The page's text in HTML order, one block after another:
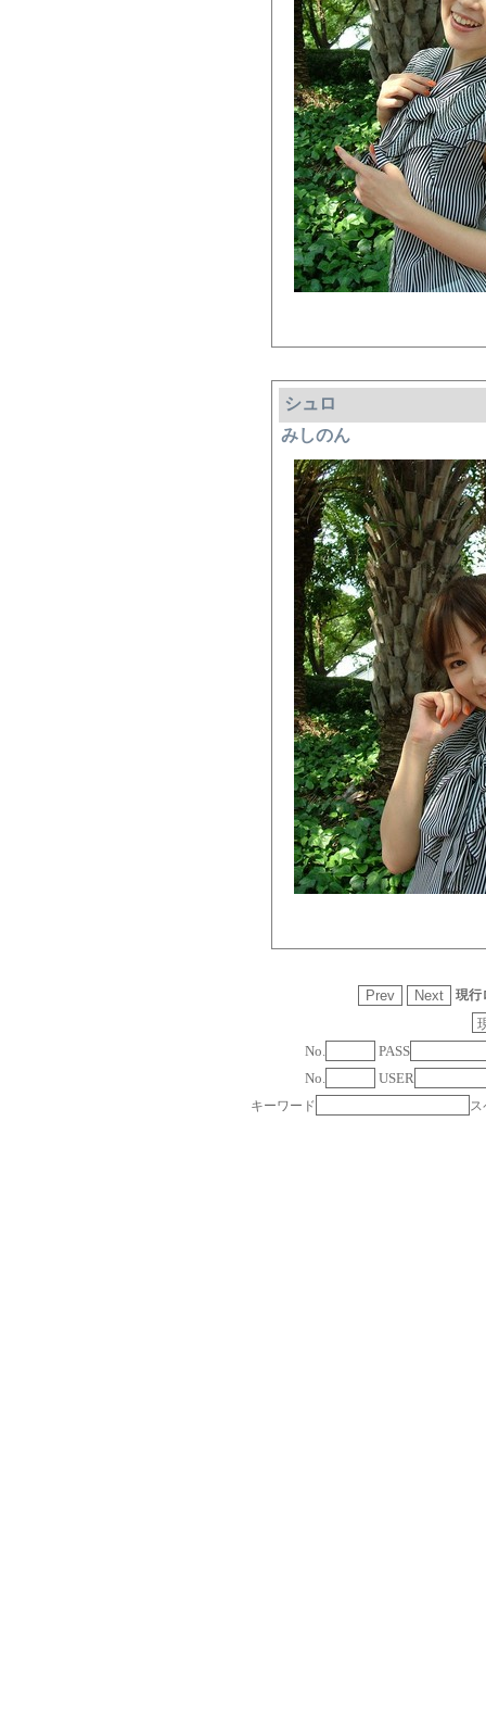
シュロ
みしのん
現行
No.
PASS
No.
USER
キーワード